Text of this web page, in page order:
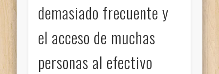
demasiado frecuente y
el acceso de muchas
personas al efectivo